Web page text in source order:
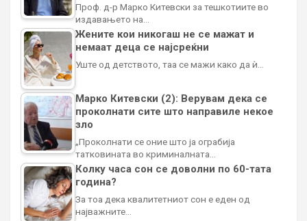
Проф. д-р Марко Китевски за тешкотиите во
издавањето на…
Жените кои никогаш не се мажат и
немаат деца се најсреќни
Уште од детството, таа се мажи како да ѝ…
Марко Китевски (2): Верувам дека се
проколнати сите што направиле некое
зло
„Проколнати се оние што ја ограбија
татковината во криминалната…
Колку часа сон се доволни по 60-тата
година?
За тоа дека квалитетниот сон е еден од
најважните…